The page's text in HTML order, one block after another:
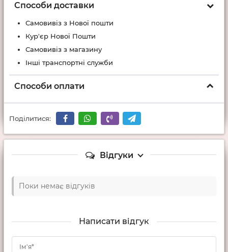
Способи доставки
Самовивіз з Нової пошти
Кур'єр Нової Пошти
Самовивіз з магазину
Інші транспортні служби
Способи оплати
Поділитися:
Відгуки
Поки немає відгуків
Написати відгук
Ім'я*